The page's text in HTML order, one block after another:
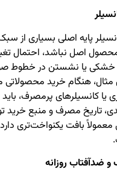
پایه اصلی بسیاری از
اصل نباشد، احتمال
خشکی یا نشستن در خطوط
هنگام خرید محصولاتی
یا کانسیلرهای پرمصرف،
تاریخ مصرف و منبع خرید
معمولاً بافت یکنواخت‌تری
ضدآفتاب روزانه